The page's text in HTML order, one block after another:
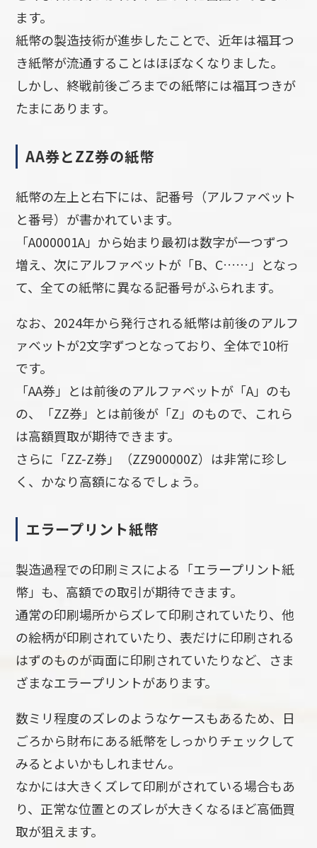
ます。
紙幣の製造技術が進歩したことで、近年は福耳つ
き紙幣が流通することはほぼなくなりました。
しかし、終戦前後ごろまでの紙幣には福耳つきが
たまにあります。
AA券とZZ券の紙幣
紙幣の左上と右下には、記番号（アルファベット
と番号）が書かれています。
「A000001A」から始まり最初は数字が一つずつ
増え、次にアルファベットが「B、C……」となっ
て、全ての紙幣に異なる記番号がふられます。
なお、2024年から発行される紙幣は前後のアルフ
ァベットが2文字ずつとなっており、全体で10桁
です。
「AA券」とは前後のアルファベットが「A」のも
の、「ZZ券」とは前後が「Z」のもので、これら
は高額買取が期待できます。
さらに「ZZ-Z券」（ZZ900000Z）は非常に珍し
く、かなり高額になるでしょう。
エラープリント紙幣
製造過程での印刷ミスによる「エラープリント紙
幣」も、高額での取引が期待できます。
通常の印刷場所からズレて印刷されていたり、他
の絵柄が印刷されていたり、表だけに印刷される
はずのものが両面に印刷されていたりなど、さま
ざまなエラープリントがあります。
数ミリ程度のズレのようなケースもあるため、日
ごろから財布にある紙幣をしっかりチェックして
みるとよいかもしれません。
なかには大きくズレて印刷がされている場合もあ
り、正常な位置とのズレが大きくなるほど高価買
取が狙えます。